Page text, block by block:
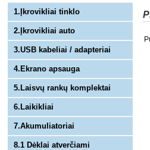
1.Įkrovikliai tinklo
2.Įkrovikliai auto
3.USB kabeliai / adapteriai
4.Ekrano apsauga
5.Laisvų rankų komplektai
6.Laikikliai
7.Akumuliatoriai
8.1 Dėklai atverčiami